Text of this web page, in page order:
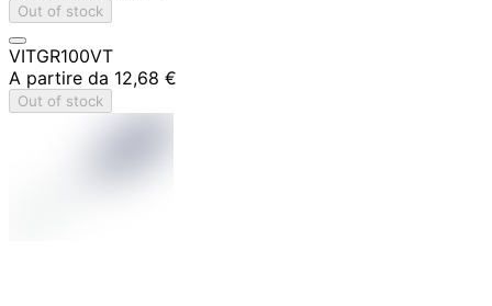
Out of stock
VITGR100VT
A partire da 12,68 €
Out of stock